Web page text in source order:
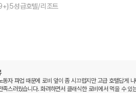
)5성급호텔/리조트
동자 파업 때문에 로비 앞이 좀 시끄럽지만 고급 호텔답게
족스러웠습니다. 화려하면서 클래식한 로비에서 먹을 수 있